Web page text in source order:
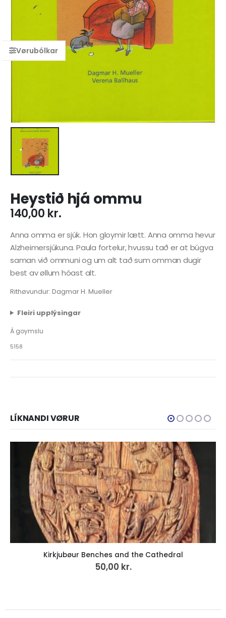
Heystið hjá ommu
140,00 kr.
Anna omma er sjúk. Hon gloymir lætt. Anna omma hevur
Alzheimersjúkuna. Paula fortelur, hvussu tað er at búgva
saman við ommuni og um alt tað sum omman dugir
best av øllum hóast alt.
Rithøvundur: Dagmar H. Mueller
Fleiri upplýsingar
Á goymslu
5158
LÍKNANDI VØRUR
Kirkjubøur Benches and the Cathedral
kr.